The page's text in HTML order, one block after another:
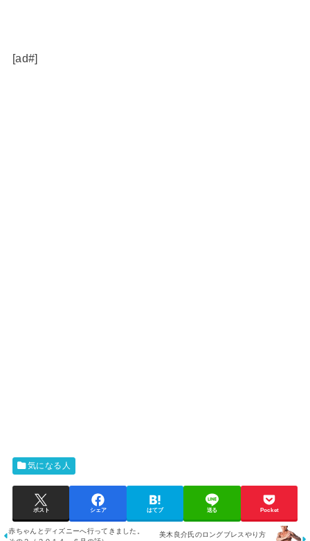
[ad#]
気になる人
ポスト シェア はてブ 送る Pocket
赤ちゃんとディズニーへ行ってきました。
美木良介氏のロングブレスやり方